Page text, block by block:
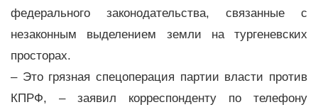
федерального законодательства, связанные с
незаконным выделением земли на тургеневских
просторах.
– Это грязная спецоперация партии власти против
КПРФ, – заявил корреспонденту по телефону